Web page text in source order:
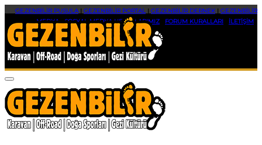
GEZENBİLİR PUSULA| GEZENBİLİR PORTAL| GEZENBİLİR DERNEK| GEZENBİLİR
MEDYA|SOSYAL MEDYA HESAPLARIMIZ FORUM KURALLARI İLETİŞİM